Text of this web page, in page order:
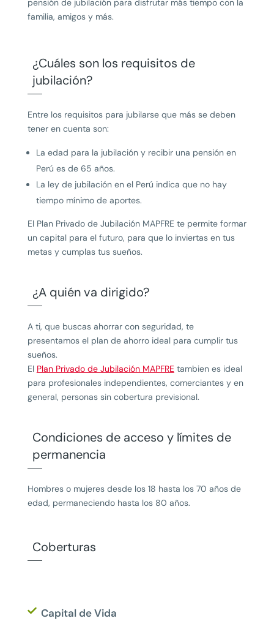
pensión de jubilación para disfrutar más tiempo con la
familia, amigos y más.
¿Cuáles son los requisitos de
jubilación?
Entre los requisitos para jubilarse que más se deben
tener en cuenta son:
La edad para la jubilación y recibir una pensión en
Perú es de 65 años.
La ley de jubilación en el Perú indica que no hay
tiempo mínimo de aportes.
El Plan Privado de Jubilación MAPFRE te permite formar
un capital para el futuro, para que lo inviertas en tus
metas y cumplas tus sueños.
¿A quién va dirigido?
A ti, que buscas ahorrar con seguridad, te
presentamos el plan de ahorro ideal para cumplir tus
sueños.
El Plan Privado de Jubilación MAPFREtambien es ideal
para profesionales independientes, comerciantes y en
general, personas sin cobertura previsional.
Condiciones de acceso y límites de
permanencia
Hombres o mujeres desde los 18 hasta los 70 años de
edad, permaneciendo hasta los 80 años.
Coberturas
Capital de Vida